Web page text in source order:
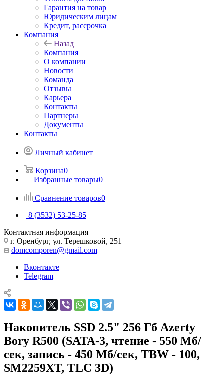
Гарантия на товар
Юридическим лицам
Кредит, рассрочка
Компания
Назад
Компания
О компании
Новости
Команда
Отзывы
Карьера
Контакты
Партнеры
Документы
Контакты
Личный кабинет
Корзина0
Избранные товары0
Сравнение товаров0
8 (3532) 53-25-85
Контактная информация
г. Оренбург, ул. Терешковой, 251
domcomporen@gmail.com
Вконтакте
Telegram
Накопитель SSD 2.5" 256 Гб Azerty
Bory R500 (SATA-3, чтение - 550 Мб/
сек, запись - 450 Мб/сек, TBW - 100,
SM2259XT, TLC 3D)